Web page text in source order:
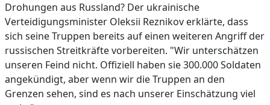
Drohungen aus Russland? Der ukrainische
Verteidigungsminister Oleksii Reznikov erklärte, dass
sich seine Truppen bereits auf einen weiteren Angriff der
russischen Streitkräfte vorbereiten. "Wir unterschätzen
unseren Feind nicht. Offiziell haben sie 300.000 Soldaten
angekündigt, aber wenn wir die Truppen an den
Grenzen sehen, sind es nach unserer Einschätzung viel